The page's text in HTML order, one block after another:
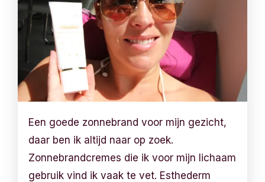
Een goede zonnebrand voor mijn gezicht,
daar ben ik altijd naar op zoek.
Zonnebrandcremes die ik voor mijn lichaam
gebruik vind ik vaak te vet. Esthederm